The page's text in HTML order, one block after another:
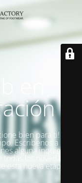
bien para ti!
Escribenos a
alguna inquietud.
las novedades y
nueva etapa.